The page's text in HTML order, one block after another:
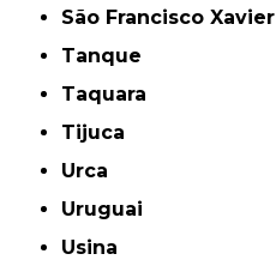
São Francisco Xavier
Tanque
Taquara
Tijuca
Urca
Uruguai
Usina